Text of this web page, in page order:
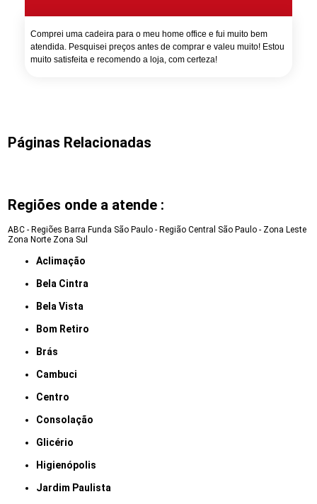
Comprei uma cadeira para o meu home office e fui muito bem
atendida. Pesquisei preços antes de comprar e valeu muito! Estou
muito satisfeita e recomendo a loja, com certeza!
Páginas Relacionadas
Regiões onde a atende :
ABC - Regiões Barra Funda São Paulo - Região Central São Paulo - Zona Leste
Zona Norte Zona Sul
Aclimação
Bela Cintra
Bela Vista
Bom Retiro
Brás
Cambuci
Centro
Consolação
Glicério
Higienópolis
Jardim Paulista